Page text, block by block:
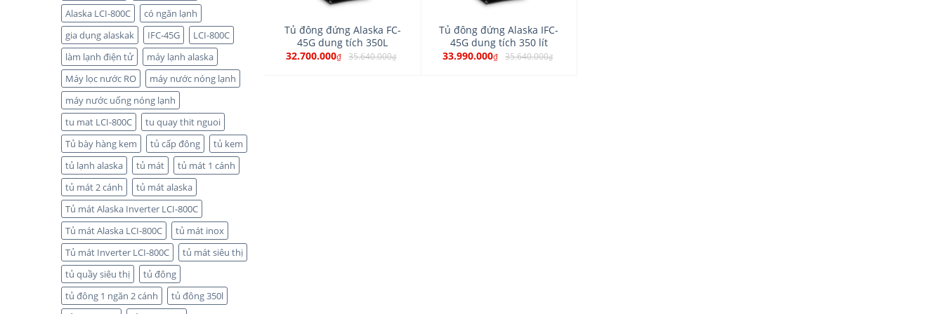
Alaska LCI-800C
có ngăn lạnh
gia dụng alaskak
IFC-45G
LCI-800C
làm lạnh điện tử
máy lạnh alaska
Máy lọc nước RO
máy nước nóng lạnh
máy nước uống nóng lạnh
tu mat LCI-800C
tu quay thit nguoi
Tủ bày hàng kem
tủ cấp đông
tủ kem
tủ lạnh alaska
tủ mát
tủ mát 1 cánh
tủ mát 2 cánh
tủ mát alaska
Tủ mát Alaska Inverter LCI-800C
Tủ mát Alaska LCI-800C
tủ mát inox
Tủ mát Inverter LCI-800C
tủ mát siêu thị
tủ quầy siêu thị
tủ đông
tủ đông 1 ngăn 2 cánh
tủ đông 350l
Tủ đông đứng Alaska FC-
45G dung tích 350L
32.700.000₫ 35.640.000₫
Tủ đông đứng Alaska IFC-
45G dung tích 350 lít
33.990.000₫ 35.640.000₫